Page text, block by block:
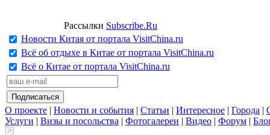
Рассылки Subscribe.Ru
Новости Китая от портала VisitChina.ru
Всё об отдыхе в Китае от портала VisitChina.ru
Всё о Китае от портала VisitChina.ru
О проекте | Новости и события | Статьи | Интересное | Города |
Услуги | Визы и посольства | Фотогалереи | Видео | Форум |